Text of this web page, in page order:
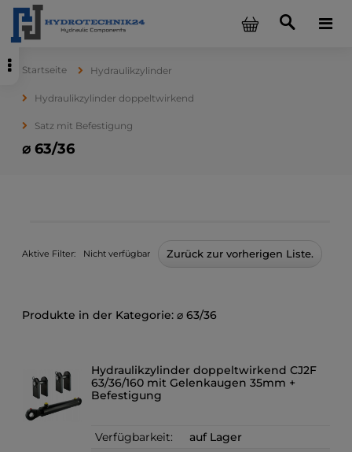
Startseite Hydraulikzylinder
Hydraulikzylinder doppeltwirkend
Satz mit Befestigung
⌀ 63/36
Aktive Filter: Nicht verfügbar Zurück zur vorherigen Liste.
⌀ 63/36
Hydraulikzylinder doppeltwirkend CJ2F
63/36/160 mit Gelenkaugen 35mm +
Befestigung
Verfügbarkeit:
auf Lager